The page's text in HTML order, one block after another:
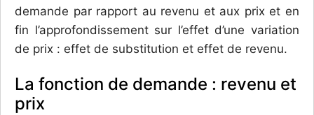
demande par rapport au revenu et aux prix et en
fin l’approfondissement sur l’effet d’une variation
de prix : effet de substitution et effet de revenu.
La fonction de demande : revenu et
prix